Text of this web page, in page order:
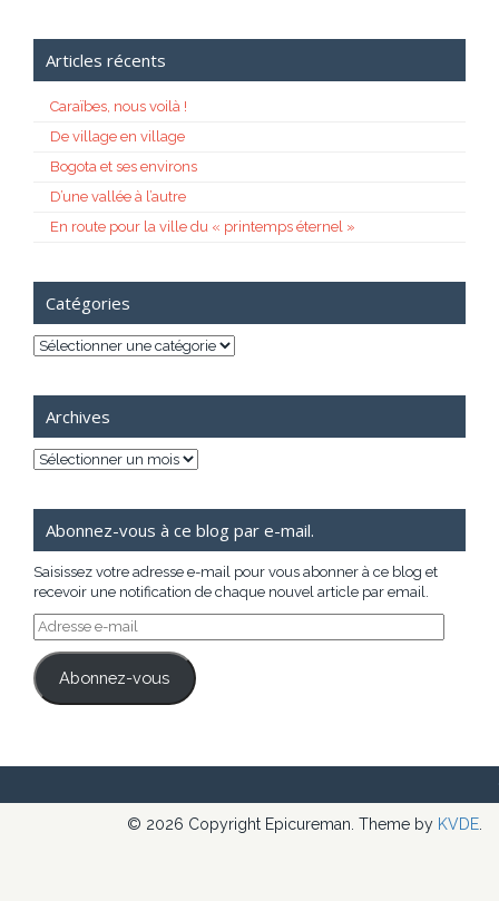
Articles récents
Caraïbes, nous voilà !
De village en village
Bogota et ses environs
D’une vallée à l’autre
En route pour la ville du « printemps éternel »
Catégories
Catégories
Archives
Archives
Abonnez-vous à ce blog par e-mail.
Saisissez votre adresse e-mail pour vous abonner à ce blog et
recevoir une notification de chaque nouvel article par email.
Adresse
e-
mail
Abonnez-vous
© 2026 Copyright Epicureman. Theme by KVDE